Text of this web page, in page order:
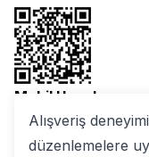
Alışveriş
düzenlemelere
Mobil